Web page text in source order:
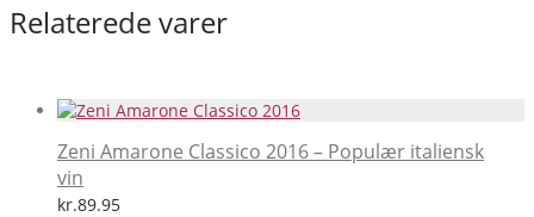
Relaterede varer
Zeni Amarone Classico 2016 – Populær italiensk
vin
kr.89.95